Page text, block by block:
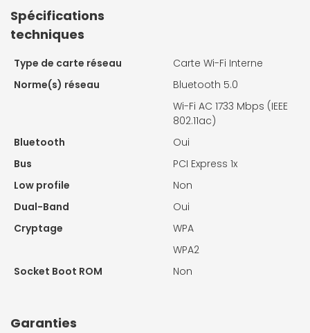
Spécifications
techniques
Type de carte réseau
Carte Wi-Fi Interne
Norme(s) réseau
Bluetooth 5.0
Wi-Fi AC 1733 Mbps (IEEE
802.11ac)
Bluetooth
Oui
Bus
PCI Express 1x
Low profile
Non
Dual-Band
Oui
Cryptage
WPA
WPA2
Socket Boot ROM
Non
Garanties